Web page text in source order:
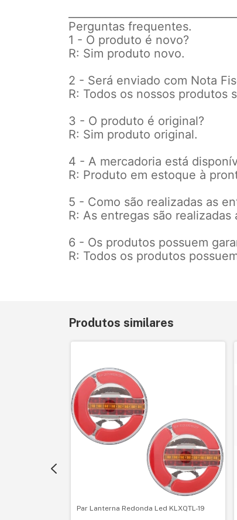
Perguntas frequentes.
1 - O produto é novo?
R: Sim produto novo.
2 - Será enviado com Nota
R: Todos os nossos produtos
3 - O produto é original?
R: Sim produto original.
4 - A mercadoria está
R: Produto em estoque à
5 - Como são realizadas as
R: As entregas são
6 - Os produtos possuem
R: Todos os produtos
Produtos similares
Par Lanterna Redonda Led KLXQTL-19